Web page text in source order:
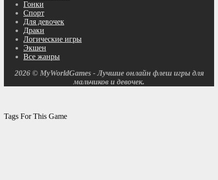
Tags For This Game
Гонки
Спорт
Для девочек
Драки
Логические игры
Экшен
Все жанры
2026 © MyWorldGames - Лучшие онлайн флеш игры для
мальчиков и девочек.